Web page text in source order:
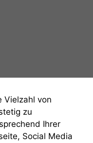
Vielzahl von
zu
Ihrer
Social Media